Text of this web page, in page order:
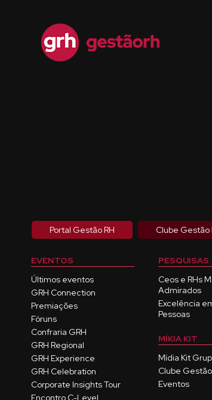
Portal Gestão RH Clube Gestão
EVENTOS
Últimos eventos
GRH Connection
Premiações
Fóruns
Confraria GRH
GRH Regional
GRH Experience
GRH Celebration
Corporate Insights Tour
Encontro C-Level
PESQUISAS
Ceos e RHs
Admirados
Excelência
Pessoas
MÍKIA KIT
Mídia Kit
Clube Gestão
Eventos